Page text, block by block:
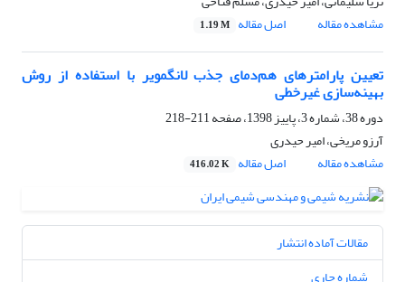
مشاهده مقاله
اصل مقاله 1.19 M
تعیین پارامترهای هم‌دمای جذب لانگمویر با استفاده از روش
بهینه‌سازی غیرخطی
دوره 38، شماره 3، پاییز 1398، صفحه
211-218
آرزو مریخی، امیر حیدری
مشاهده مقاله
اصل مقاله 416.02 K
مقالات آماده انتشار
شماره جاری